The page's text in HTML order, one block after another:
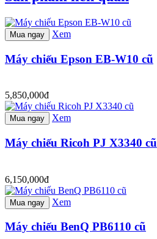
Mua ngay Xem
Máy chiếu Epson EB-W10 cũ
5,850,000đ
Mua ngay Xem
Máy chiếu Ricoh PJ X3340 cũ
6,150,000đ
Mua ngay Xem
Máy chiếu BenQ PB6110 cũ